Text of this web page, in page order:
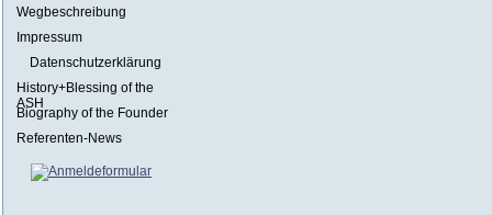
Wegbeschreibung
Impressum
Datenschutzerklärung
History+Blessing of the
ASH
Biography of the Founder
Referenten-News